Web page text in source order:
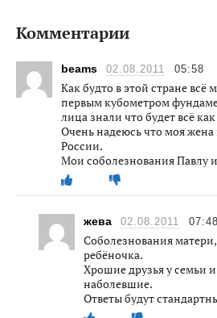
Комментарии
beams 02.08.2011 05:58
Как будто в этой стране всё
первым кубометром
лица знали что будет всё как
Очень надеюсь что моя жена
России.
Мои соболезнования Павлу
жева 02.08.2011 07:48
Соболезнования
ребёночка.
Хрошие друзья у семьи
наболевшие.
Ответы будут